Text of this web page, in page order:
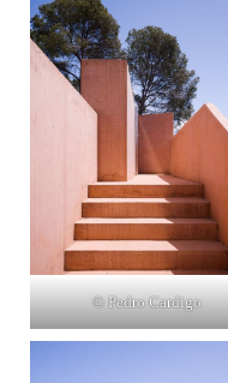
© Pedro Cardigo